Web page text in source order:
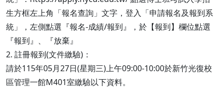
生方框左上角「報名查詢」文字，登入「申請報名及報到系
統」，左側點選『報名-成績/報到』，於【報到】欄位點選
『報到』、『放棄』
2. 註冊報到(文件繳驗)：
請於115年05月27日(星期三)上午09:00-10:00於新竹光復校
區管理一館M401室繳驗以下資料。